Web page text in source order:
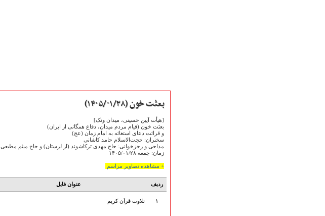
بعثت خون (۱۴۰۵/۰۱/۲۸)
[هیأت آیین حسینی، میدان ونک]
بعثت خون (قیام مردم میدان، دفاع همگانی از ایران)
و قرائت دعای استغاثه به امام زمان (عج)
سخنران: حجت‌الاسلام حامد کاشانی
مداحی و رجزخوانی:️ حاج مهدی ترکاشوند (از لرستان) و حاج میثم مطیعی
زمان: جمعه ۱۴۰۵/۰۱/۲۸
+ مشاهده تصاویر مراسم
ردیف عنوان فایل
۱ تلاوت قرآن کریم